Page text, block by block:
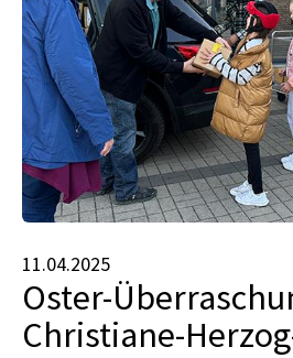
11.04.2025
Oster-
Christiane-